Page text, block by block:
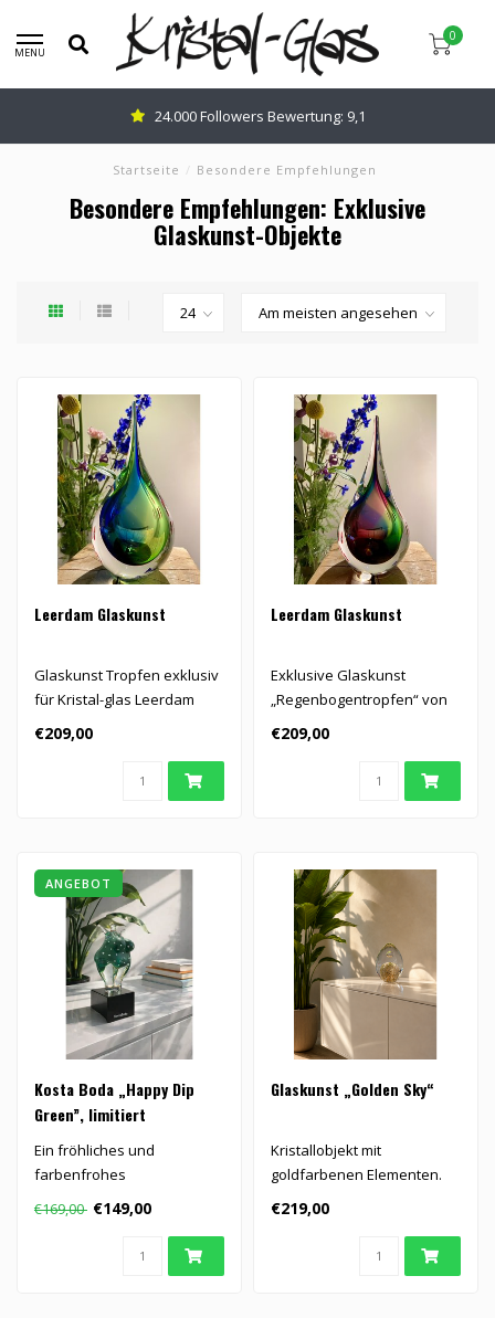
MENU
0
Beratung:0345-637599
Startseite / Besondere Empfehlungen
Besondere Empfehlungen: Exklusive
Glaskunst-Objekte
Leerdam Glaskunst
Glaskunst Tropfen exklusiv
für Kristal-glas Leerdam
entworfen...
€209,00
Leerdam Glaskunst
Exklusive Glaskunst
„Regenbogentropfen“ von
Patrick de Keijzer,
mundgeblasen..
€209,00
ANGEBOT
Kosta Boda „Happy Dip
Green”, limitiert
Ein fröhliches und
farbenfrohes
Kristallkunstwerk,
entworfen von Kjell Engman
€169,00 €149,00
Glaskunst „Golden Sky“
Kristallobjekt mit
goldfarbenen Elementen.
€219,00